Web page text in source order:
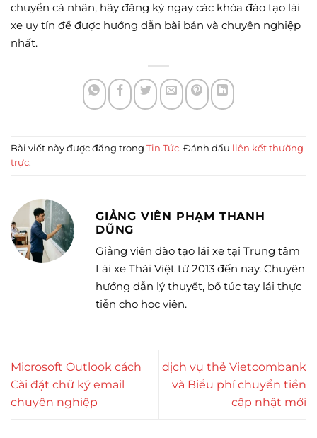
chuyển cá nhân, hãy đăng ký ngay các khóa đào tạo lái
xe uy tín để được hướng dẫn bài bản và chuyên nghiệp
nhất.
Bài viết này được đăng trong Tin Tức. Đánh dấu liên kết thường
trực.
GIẢNG VIÊN PHẠM THANH
DŨNG
Giảng viên đào tạo lái xe tại Trung tâm
Lái xe Thái Việt từ 2013 đến nay. Chuyên
hướng dẫn lý thuyết, bổ túc tay lái thực
tiễn cho học viên.
Microsoft Outlook cách
Cài đặt chữ ký email
chuyên nghiệp
dịch vụ thẻ Vietcombank
và Biểu phí chuyển tiền
cập nhật mới